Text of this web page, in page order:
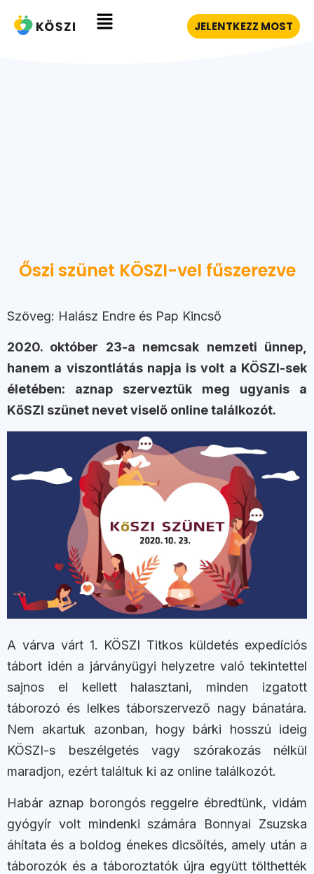
JELENTKEZZ MOST
Őszi szünet KÖSZI-vel fűszerezve
Szöveg: Halász Endre és Pap Kincső
2020. október 23-a nemcsak nemzeti ünnep,
hanem a viszontlátás napja is volt a KÖSZI-sek
életében: aznap szerveztük meg ugyanis a
KőSZI szünet nevet viselő online találkozót.
A várva várt 1. KÖSZI Titkos küldetés expedíciós
tábort idén a járványügyi helyzetre való tekintettel
sajnos el kellett halasztani, minden izgatott
táborozó és lelkes táborszervező nagy bánatára.
Nem akartuk azonban, hogy bárki hosszú ideig
KÖSZI-s beszélgetés vagy szórakozás nélkül
maradjon, ezért találtuk ki az online találkozót.
Habár aznap borongós reggelre ébredtünk, vidám
gyógyír volt mindenki számára Bonnyai Zsuzska
áhítata és a boldog énekes dicsőítés, amely után a
táborozók és a táboroztatók újra együtt tölthették